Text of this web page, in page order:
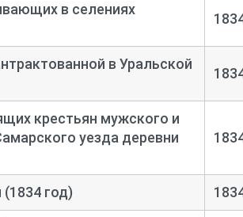
в селениях
в Уральской
крестьян мужского и
уезда деревни
год)